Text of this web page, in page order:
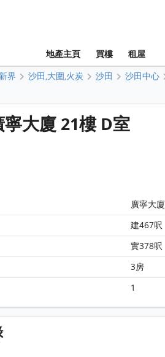
地產主頁 買樓 租屋
新界 沙田,大圍,火炭 沙田 沙田中心
大廈 21樓 D室
廣寧大廈
建467呎
實378呎
3房
1